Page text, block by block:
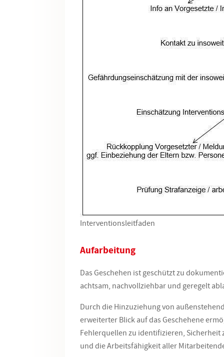
Interventionsleitfaden
Aufarbeitung
Das Geschehen ist geschützt zu
achtsam, nachvollziehbar und geregelt
Durch die Hinzuziehung von
erweiterter Blick auf das Geschehene
Fehlerquellen zu identifizieren, Sicherheit
und die Arbeitsfähigkeit aller